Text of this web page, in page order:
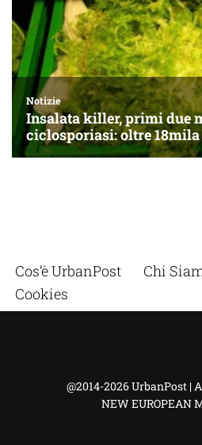
Cos’è UrbanPost Chi
Cookies
@2014-2026 UrbanPost |
NEW EUROPEAN